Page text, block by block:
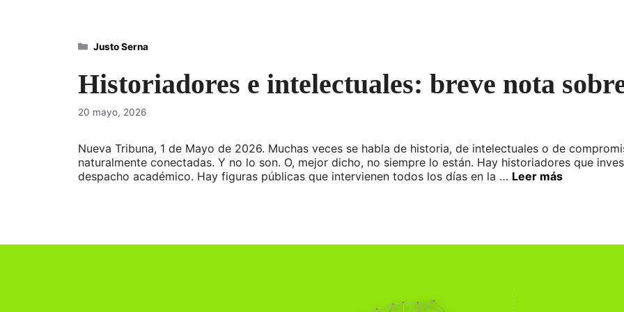
Historiadores e intelectuales: breve nota
20 mayo, 2026
Nueva Tribuna, 1 de Mayo de 2026. Muchas veces se habla de historia, de intelectuales o de
naturalmente conectadas. Y no lo son. O, mejor dicho, no siempre lo están. Hay historiadores que
despacho académico. Hay figuras públicas que intervienen todos los días en la … Leer más
Categorías
Justo Serna